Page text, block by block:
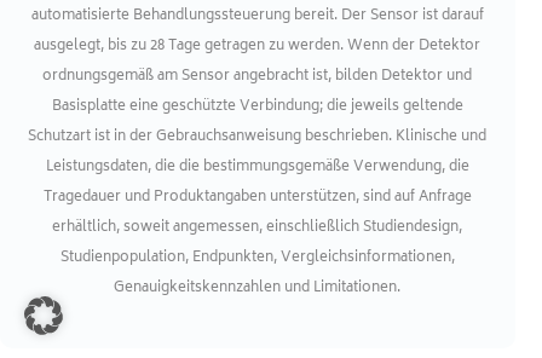
automatisierte Behandlungssteuerung bereit. Der Sensor ist darauf
ausgelegt, bis zu 28 Tage getragen zu werden. Wenn der Detektor
ordnungsgemäß am Sensor angebracht ist, bilden Detektor und
Basisplatte eine geschützte Verbindung; die jeweils geltende
Schutzart ist in der Gebrauchsanweisung beschrieben. Klinische und
Leistungsdaten, die die bestimmungsgemäße Verwendung, die
Tragedauer und Produktangaben unterstützen, sind auf Anfrage
erhältlich, soweit angemessen, einschließlich Studiendesign,
Studienpopulation, Endpunkten, Vergleichsinformationen,
Genauigkeitskennzahlen und Limitationen.